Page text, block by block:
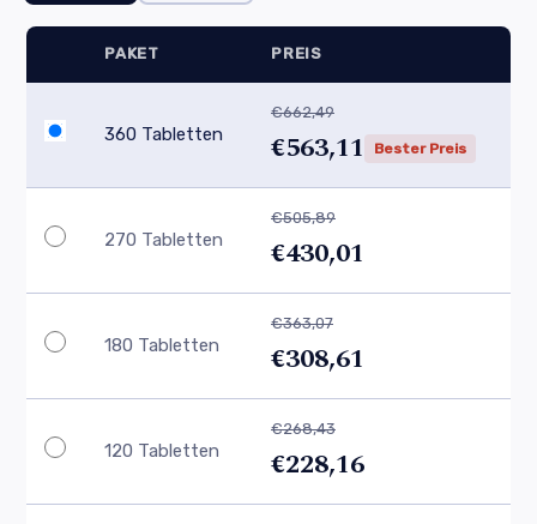
PAKET PREIS
360 Tabletten
€662,49
€563,11 Bester Preis
270 Tabletten
€505,89
€430,01
180 Tabletten
€363,07
€308,61
120 Tabletten
€268,43
€228,16